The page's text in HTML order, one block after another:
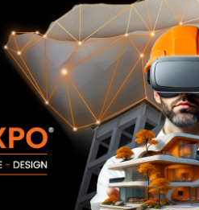
cm (LxPxH).Realizzabile in